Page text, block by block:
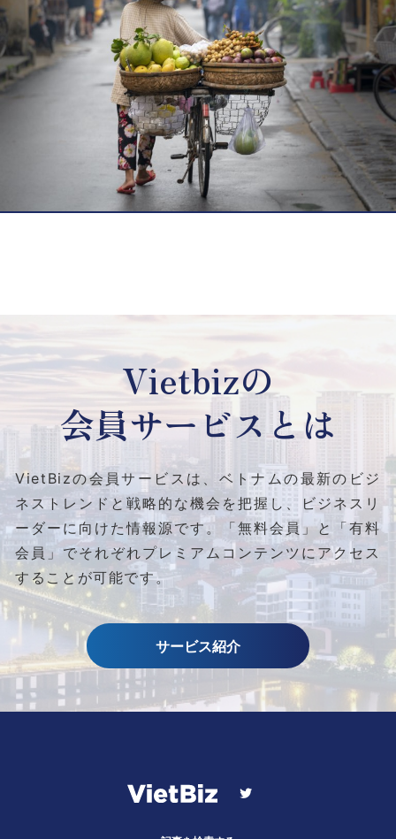
Vietbizの
会員サービスとは
VietBizの会員サービスは、ベトナムの最新のビジ
ネストレンドと戦略的な機会を把握し、ビジネスリ
ーダーに向けた情報源です。
「無料会員」と「有料
会員」でそれぞれプレミアムコンテンツにアクセス
することが可能です。
サービス紹介